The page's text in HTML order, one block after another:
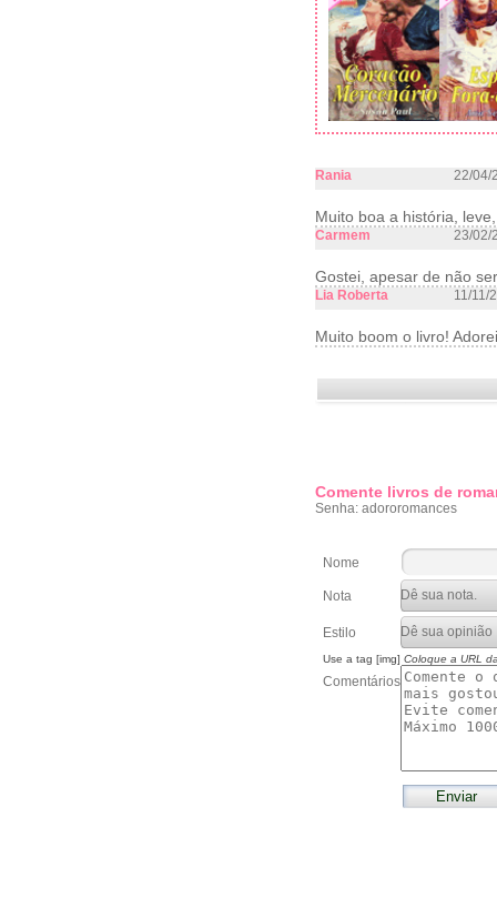
Rania 22/04/
Muito boa a história,
Carmem 23/02/
Gostei, apesar de não
Lia Roberta 11/11/
Muito boom o livro!
Comente livros de
Senha: adororomances
Nome
Nota
Estilo
Use a tag [img] Coloque a URL
Comentários